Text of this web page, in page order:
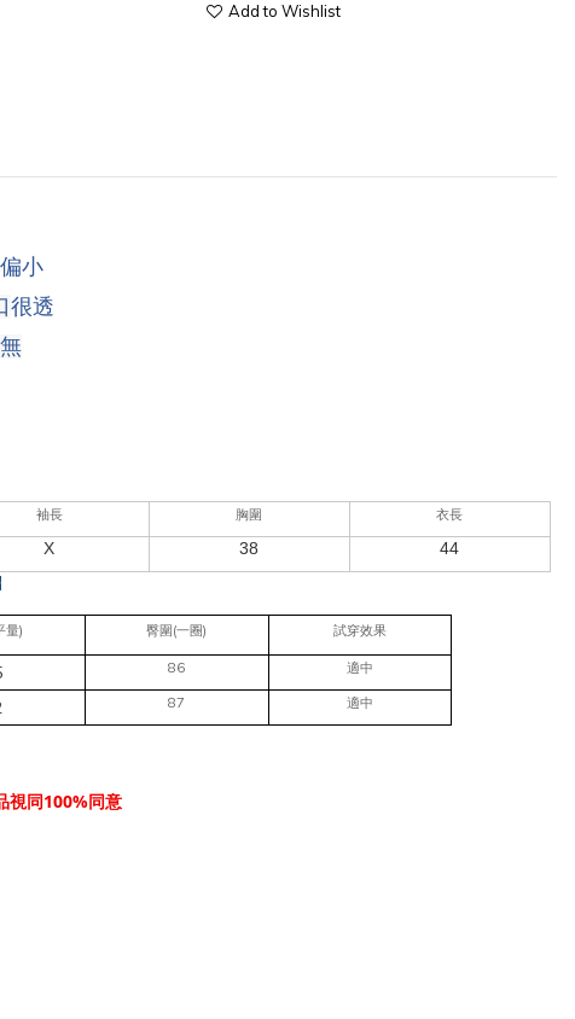
Add to Wishlist
偏小
很透
無
袖長 胸圍 衣長
X 38 44
量) 臀圍(一圈) 試穿效果
86 適中
87 適中
視同 100% 同意